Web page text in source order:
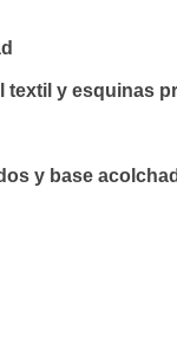
textil y esquinas
y base